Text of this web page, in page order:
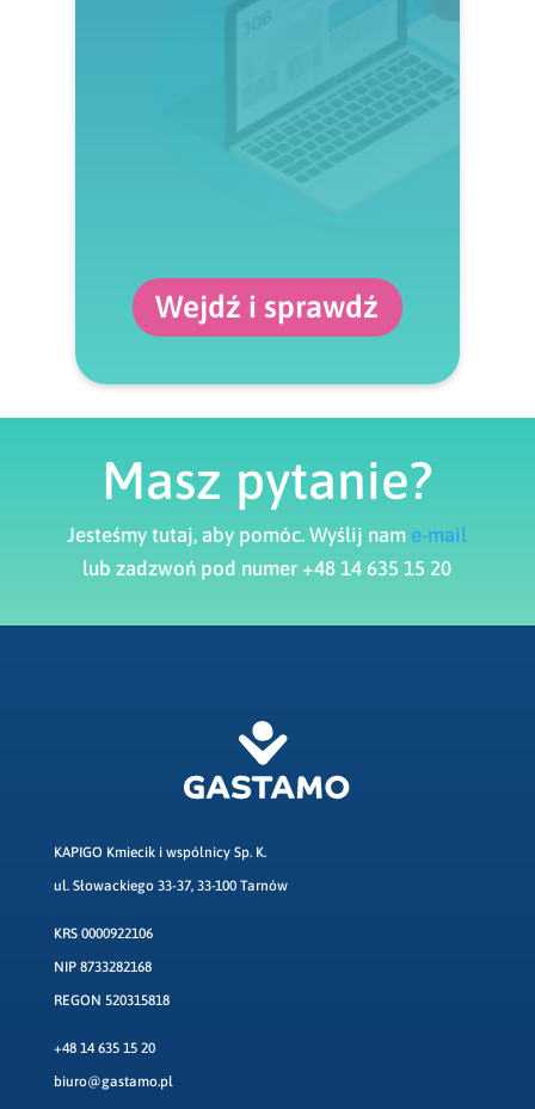
Wejdź i sprawdź
Masz pytanie?
Jesteśmy tutaj, aby pomóc. Wyślij nam e-mail
lub zadzwoń pod numer +48 14 635 15 20
KAPIGO Kmiecik i wspólnicy Sp. K.
ul. Słowackiego 33-37, 33-100 Tarnów
KRS 0000922106
NIP 8733282168
REGON 520315818
+48 14 635 15 20
biuro@gastamo.pl